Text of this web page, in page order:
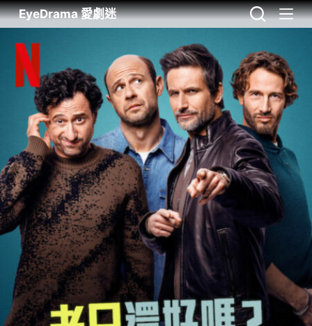
EyeDrama 愛劇迷